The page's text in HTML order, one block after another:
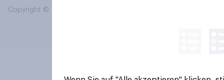
Copyright © 2026 YouGov PLC. Alle Rechte vorbehalten.